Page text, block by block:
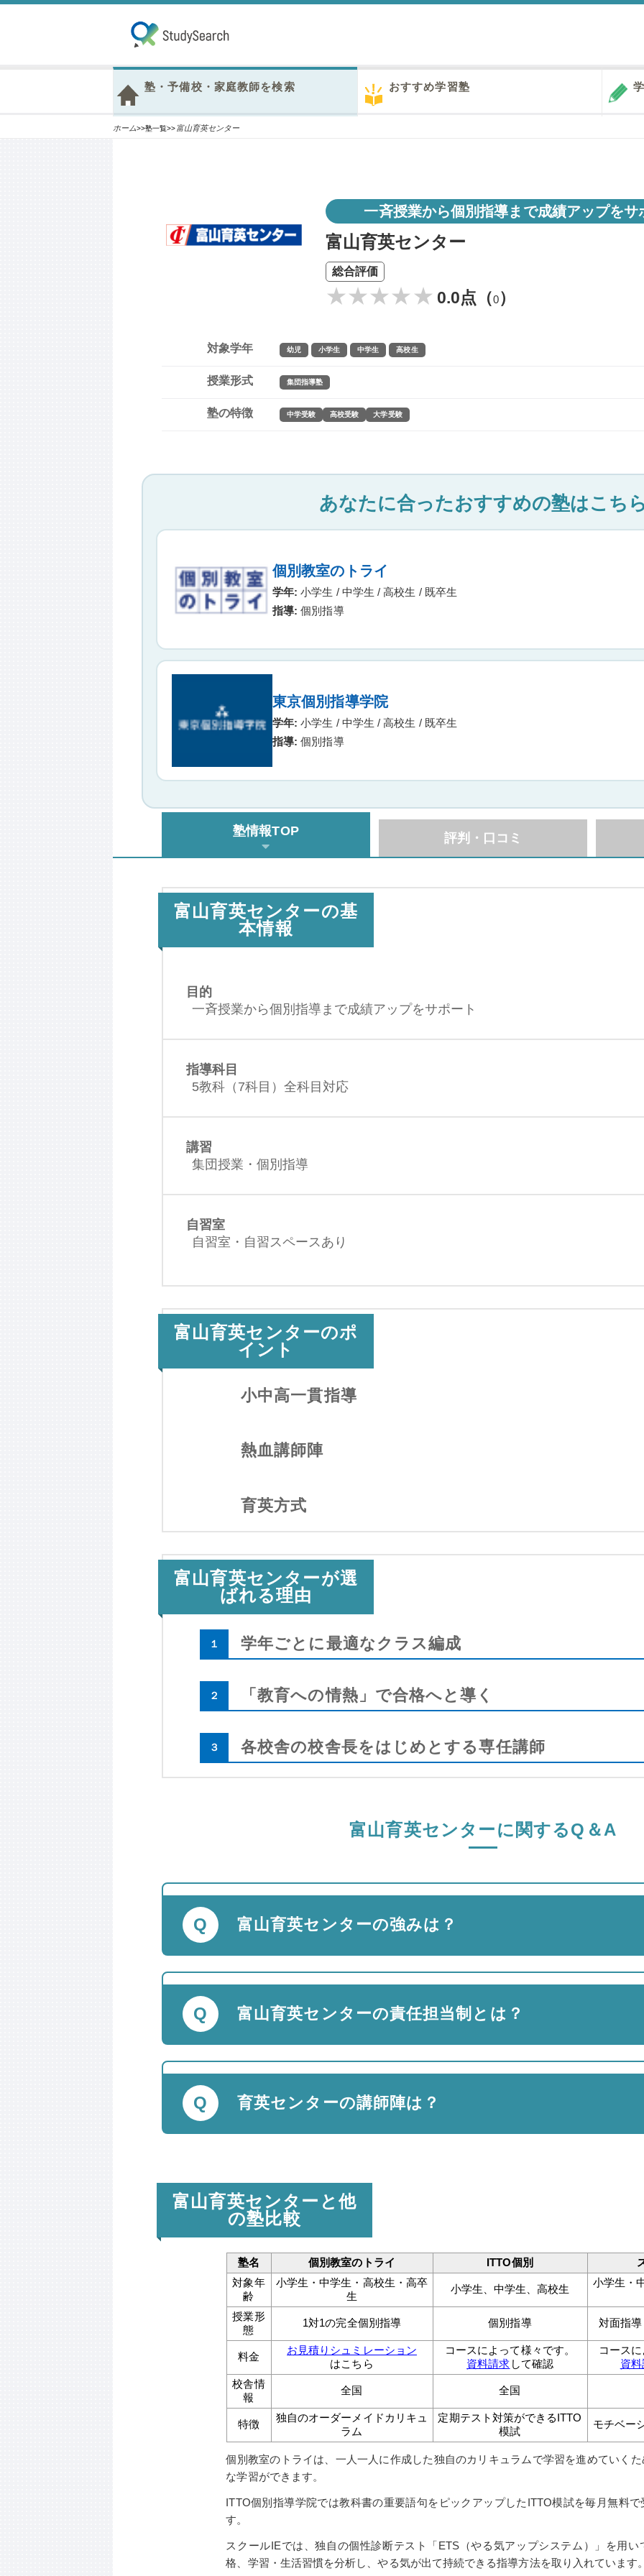
塾・予備校・家庭教師を検索 おすすめ学習塾
ホーム>>塾一覧>>富山育英センター
一斉授業から個別指導まで成績アップをサ
富山育英センター
総合評価
0.0点（0）
対象学年 幼児 小学生 中学生 高校生
授業形式 集団指導塾
塾の特徴 中学受験 高校受験 大学受験
あなたに合ったおすすめの塾はこち
個別教室のトライ
学年: 小学生 / 中学生 / 高校生 / 既卒生
指導: 個別指導
東京個別指導学院
学年: 小学生 / 中学生 / 高校生 / 既卒生
指導: 個別指導
塾情報TOP 評判・口コミ
富山育英センターの基
本情報
目的
一斉授業から個別指導まで成績アップをサポート
指導科目
5教科（7科目）全科目対応
講習
集団授業・個別指導
自習室
自習室・自習スペースあり
富山育英センターのポ
イント
小中高一貫指導
熱血講師陣
育英方式
富山育英センターが選
ばれる理由
１ 学年ごとに最適なクラス編成
２ 「教育への情熱」で合格へと導く
３ 各校舎の校舎長をはじめとする専任講師
富山育英センターに関するQ＆A
富山育英センターの強みは？
富山育英センターの責任担当制とは？
育英センターの講師陣は？
富山育英センターと他
の塾比較
塾名 個別教室のトライ ITTO個別
対象年
齢
小学生・中学生・高校生・高卒
生
小学生、中学生、高校生
小学生・
授業形
態
1対1の完全個別指導 個別指導 対面指
料金
お見積りシュミレーション
はこちら
コースによって様々です。
資料請求 して確認
コース
資
校舎情
報
全国 全国
特徴
独自のオーダーメイドカリキュ
ラム
定期テスト対策ができるITTO
模試
モチベー
個別教室のトライは、一人一人に作成した独自のカリキュラムで学習を進めていく
な学習ができます。
ITTO個別指導学院では教科書の重要語句をピックアップしたITTO模試を毎月無料
す。
スクールIEでは、独自の個性診断テスト「ETS（やる気アップシステム）」を用い
格、学習・生活習慣を分析し、やる気が出て持続できる指導方法を取り入れています